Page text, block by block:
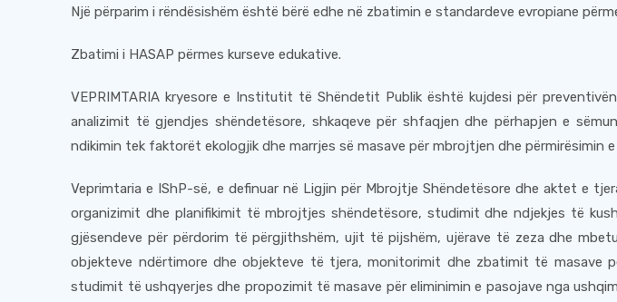
Një përparim i rëndësishëm është bërë edhe në zbatimin e standardeve evropiane
Zbatimi i HASAP përmes kurseve edukative.
VEPRIMTARIA kryesore e Institutit të Shëndetit Publik është kujdesi për
analizimit të gjendjes shëndetësore, shkaqeve për shfaqjen dhe përhapjen e
ndikimin tek faktorët ekologjik dhe marrjes së masave për mbrojtjen dhe përmirësimin
Veprimtaria e IShP-së, e definuar në Ligjin për Mbrojtje Shëndetësore dhe aktet e
organizimit dhe planifikimit të mbrojtjes shëndetësore, studimit dhe ndjekjes të
gjësendeve për përdorim të përgjithshëm, ujit të pijshëm, ujërave të zeza dhe
objekteve ndërtimore dhe objekteve të tjera, monitorimit dhe zbatimit të
studimit të ushqyerjes dhe propozimit të masave për eliminimin e pasojave nga